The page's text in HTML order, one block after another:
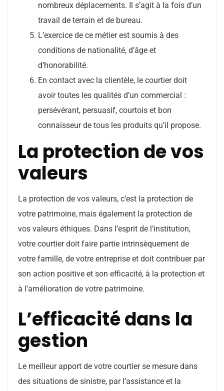
nombreux déplacements. Il s’agit à la fois d’un
travail de terrain et de bureau.
L’exercice de ce métier est soumis à des
conditions de nationalité, d’âge et
d’honorabilité.
En contact avec la clientèle, le courtier doit
avoir toutes les qualités d’un commercial :
persévérant, persuasif, courtois et bon
connaisseur de tous les produits qu’il propose.
La protection de vos
valeurs
La protection de vos valeurs, c’est la protection de
votre patrimoine, mais également la protection de
vos valeurs éthiques. Dans l’esprit de l’institution,
votre courtier doit faire partie intrinsèquement de
votre famille, de votre entreprise et doit contribuer par
son action positive et son efficacité, à la protection et
à l’amélioration de votre patrimoine.
L’efficacité dans la
gestion
Le meilleur apport de votre courtier se mesure dans
des situations de sinistre, par l’assistance et la